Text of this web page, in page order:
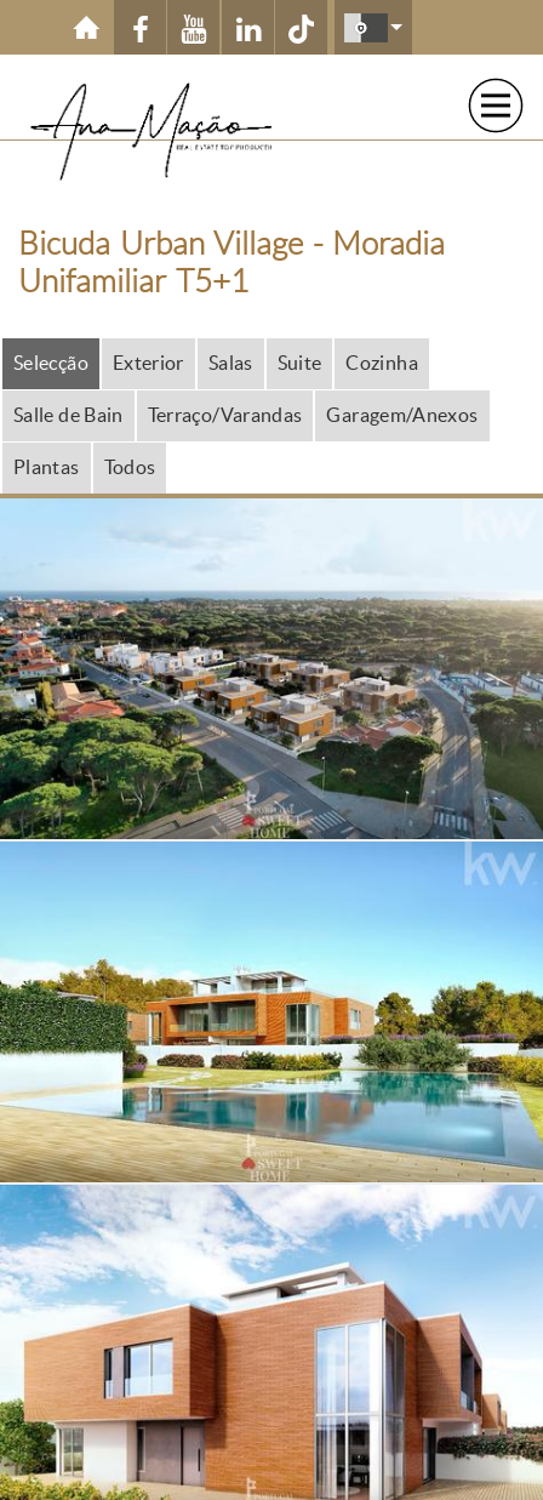
Passar para o conteúdo principal
Bicuda Urban Village - Moradia
Unifamiliar T5+1
Selecção Exterior Salas Suite Cozinha
Salle de Bain Terraço/Varandas Garagem/Anexos
Plantas Todos